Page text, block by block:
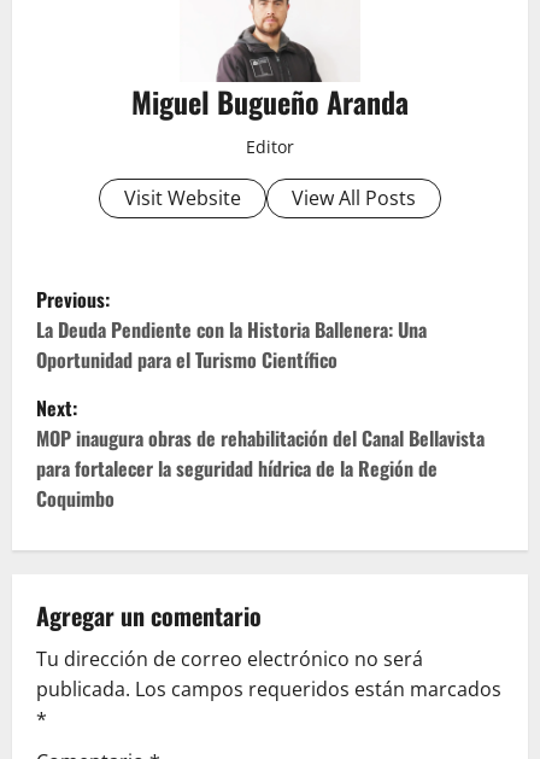
Miguel Bugueño Aranda
Editor
Visit Website View All Posts
P
o
s
t
n
a
v
i
g
a
Previous:
La Deuda Pendiente con la Historia Ballenera: Una
Oportunidad para el Turismo Científico
Next:
MOP inaugura obras de rehabilitación del Canal Bellavista
para fortalecer la seguridad hídrica de la Región de
Coquimbo
Agregar un comentario
Tu dirección de correo electrónico no será
publicada. Los campos requeridos están marcados
*